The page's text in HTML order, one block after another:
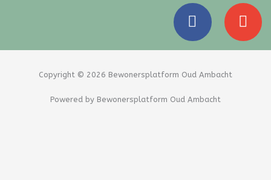
F
a
c
b
o
E
n
v
Copyright © 2026 Bewonersplatform Oud Ambacht
Powered by Bewonersplatform Oud Ambacht